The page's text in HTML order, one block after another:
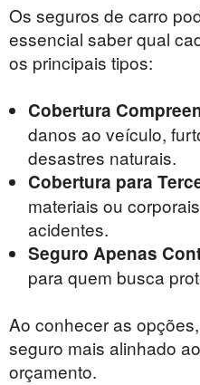
Os seguros de carro
essencial saber qual
os principais tipos:
Cobertura
danos ao veículo,
desastres naturais.
Cobertura para
materiais ou
acidentes.
Seguro Apenas
para quem busca
Ao conhecer as
seguro mais alinhado
orçamento.